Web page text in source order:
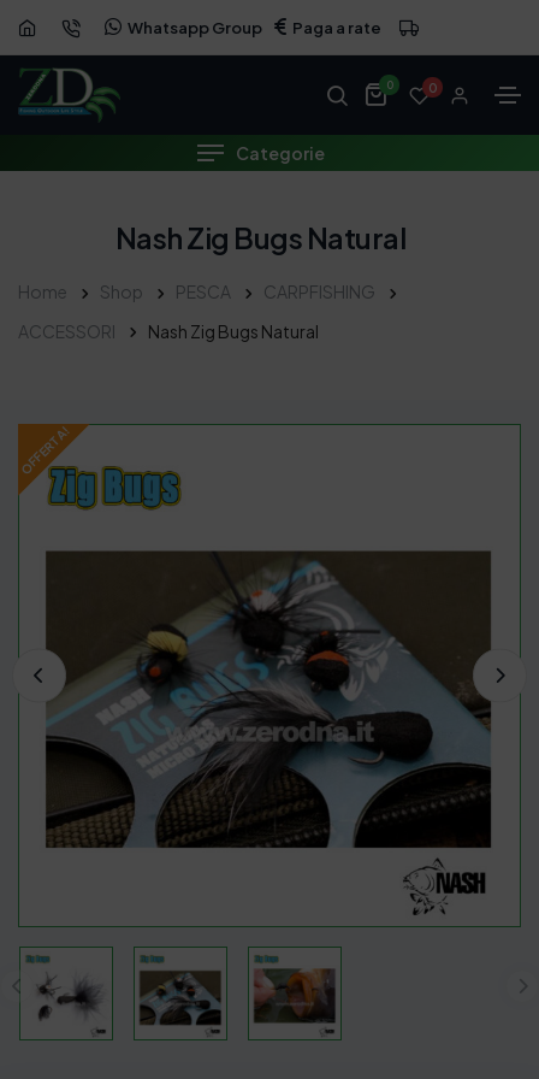
Whatsapp Group Paga a rate
0 0
Categorie
Nash Zig Bugs Natural
Home Shop PESCA
CARPFISHING
ACCESSORI
Nash Zig Bugs Natural
OFFERTA
OFFERTA!